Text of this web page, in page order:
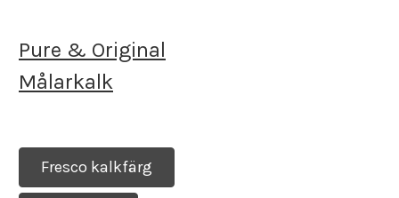
Pure & Original
Målarkalk
Fresco kalkfärg